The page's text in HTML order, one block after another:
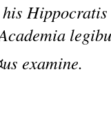
examine.